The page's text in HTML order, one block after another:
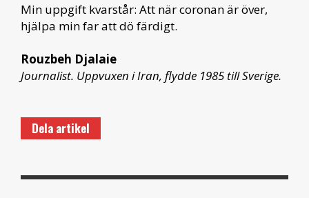
Min uppgift kvarstår: Att när coronan är över,
hjälpa min far att dö färdigt.
Rouzbeh Djalaie
Journalist. Uppvuxen i Iran, flydde 1985 till Sverige.
Dela artikel